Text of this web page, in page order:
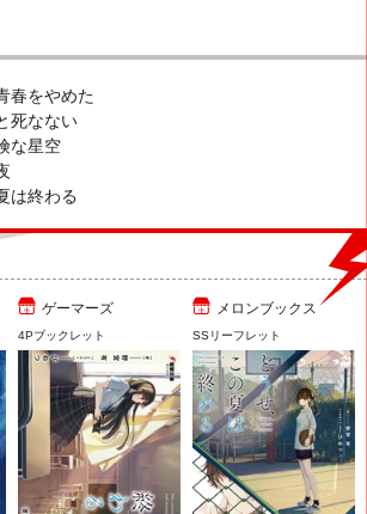
春をやめた
死なない
な星空
は終わる
ゲーマーズ
4Pブックレット
メロンブックス
SSリーフレット